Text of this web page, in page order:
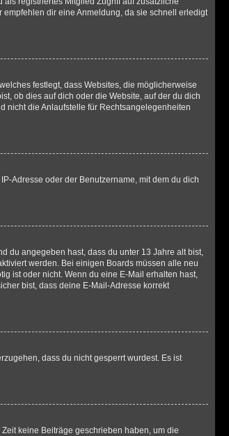
empfehlen dir eine Anmeldung, da sie schnell erledigt
festlegt, dass Websites, die möglicherweise
ob dies auf dich oder die Website, auf der du dich
nicht die Anlaufstelle für Rechtsangelegenheiten
Adresse oder der Benutzername, mit dem du dich
du angegeben hast, dass du unter 13 Jahre alt bist,
werden. Bei einigen Boards müssen alle neu
ist oder nicht. Wenn du eine E-Mail erhalten hast,
bist, dass deine E-Mail-Adresse korrekt
dass du nicht gesperrt wurdest. Es ist
keine Beiträge geschrieben haben, um die